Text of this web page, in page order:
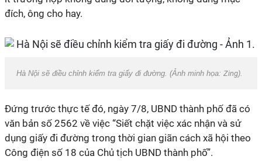
đích, ông cho hay.
Hà Nội sẽ điều chỉnh kiểm tra giấy đi đường. (Ảnh minh họa: Zing).
Đứng trước thực tế đó, ngày 7/8, UBND thành phố đã có
văn bản số 2562 về việc “Siết chặt việc xác nhận và sử
dụng giấy đi đường trong thời gian giãn cách xã hội theo
Công điện số 18 của Chủ tịch UBND thành phố”.